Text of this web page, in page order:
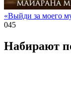
«Выйди за моего
045
Набирают